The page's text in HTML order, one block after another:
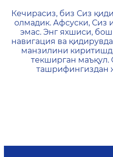
404 —
Кечирасиз, биз Сиз
олмадик. Афсуски, Сиз
эмас. Энг яхшиси,
навигация ва
манзилини
текширган маъқул.
ташрифингиздан